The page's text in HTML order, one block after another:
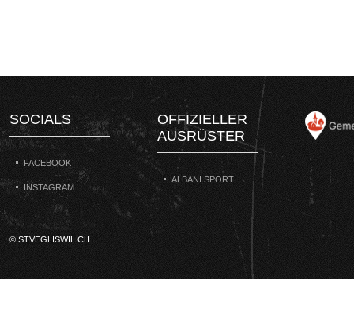
SOCIALS
FACEBOOK
INSTAGRAM
OFFIZIELLER
AUSRÜSTER
ALBANI SPORT
© STVEGLISWIL.CH